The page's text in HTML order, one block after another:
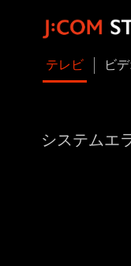
テレビ ビ
システムエ